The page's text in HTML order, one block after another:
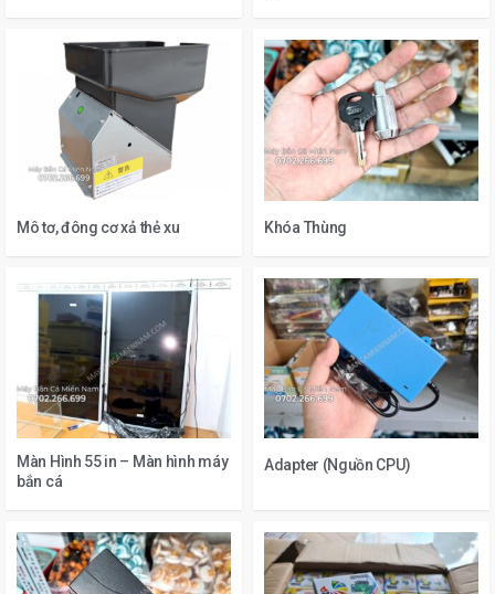
Mô tơ, đông cơ xả thẻ xu Khóa Thùng
Màn Hình 55 in – Màn hình máy
bắn cá
Adapter (Nguồn CPU)